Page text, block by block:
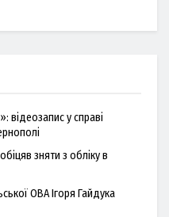
відеозапис у справі
зняти з обліку в
ОВА Ігоря Гайдука